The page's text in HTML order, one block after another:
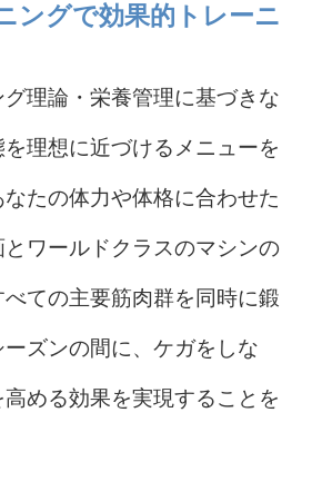
ングで効果的トレーニ
理論・栄養管理に基づきな
理想に近づけるメニューを
たの体力や体格に合わせた
とワールドクラスのマシンの
ての主要筋肉群を同時に鍛
ズンの間に、ケガをしな
める効果を実現することを